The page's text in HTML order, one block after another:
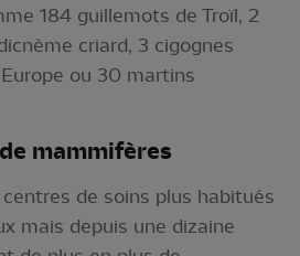
184 guillemots de Troïl, 2
criard, 3 cigognes
ou 30 martins
mammifères
de soins plus habitués
mais depuis une dizaine